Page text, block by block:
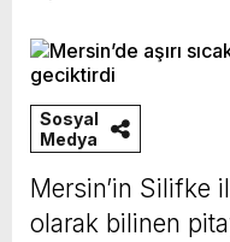
ve Mersin Büyükşehir
Sayın Vahap
Kentimiz başta
ilişkin birçok konuda
bulunduk. Ortak akıl
Sosyal
Medya
Mersin’in Silifke
olarak bilinen